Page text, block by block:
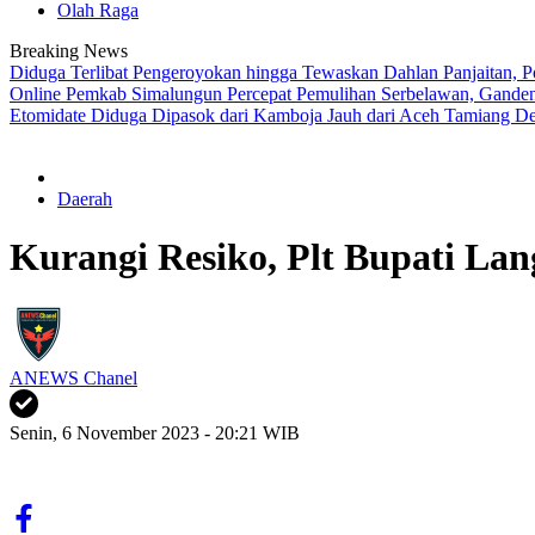
Olah Raga
Breaking News
Diduga Terlibat Pengeroyokan hingga Tewaskan Dahlan Panjaitan,
Online Pemkab Simalungun Percepat Pemulihan Serbelawan,
Etomidate Diduga Dipasok dari Kamboja Jauh dari Aceh Tamiang
Daerah
Kurangi Resiko, Plt Bupati
ANEWS Chanel
Senin, 6 November 2023 - 20:21 WIB